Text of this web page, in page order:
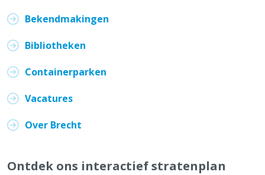
Bekendmakingen
Bibliotheken
Containerparken
Vacatures
Over Brecht
Ontdek ons interactief stratenplan